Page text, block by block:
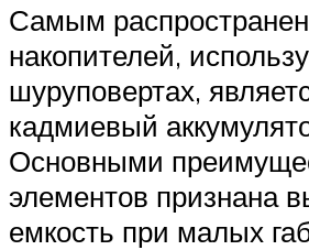
Самым
накопителей,
шуруповертах,
кадмиевый
Основными
элементов признана
емкость при малых